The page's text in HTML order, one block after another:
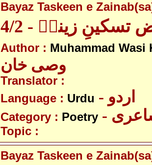
Bayaz Taskeen e
تسکینِ زینبؑ - 4/2
Author : Muhammad Wasi
وصی خان
Translator :
Language : Urdu - اردو
Category : Poetry
Topic :
Bayaz Taskeen e